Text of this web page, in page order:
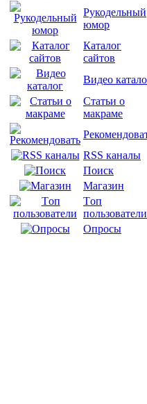
Рукодельный
юмор
Каталог
сайтов
Видео
Статьи о
макраме
RSS каналы
Поиск
Магазин
Tоп
пользователи
Опросы